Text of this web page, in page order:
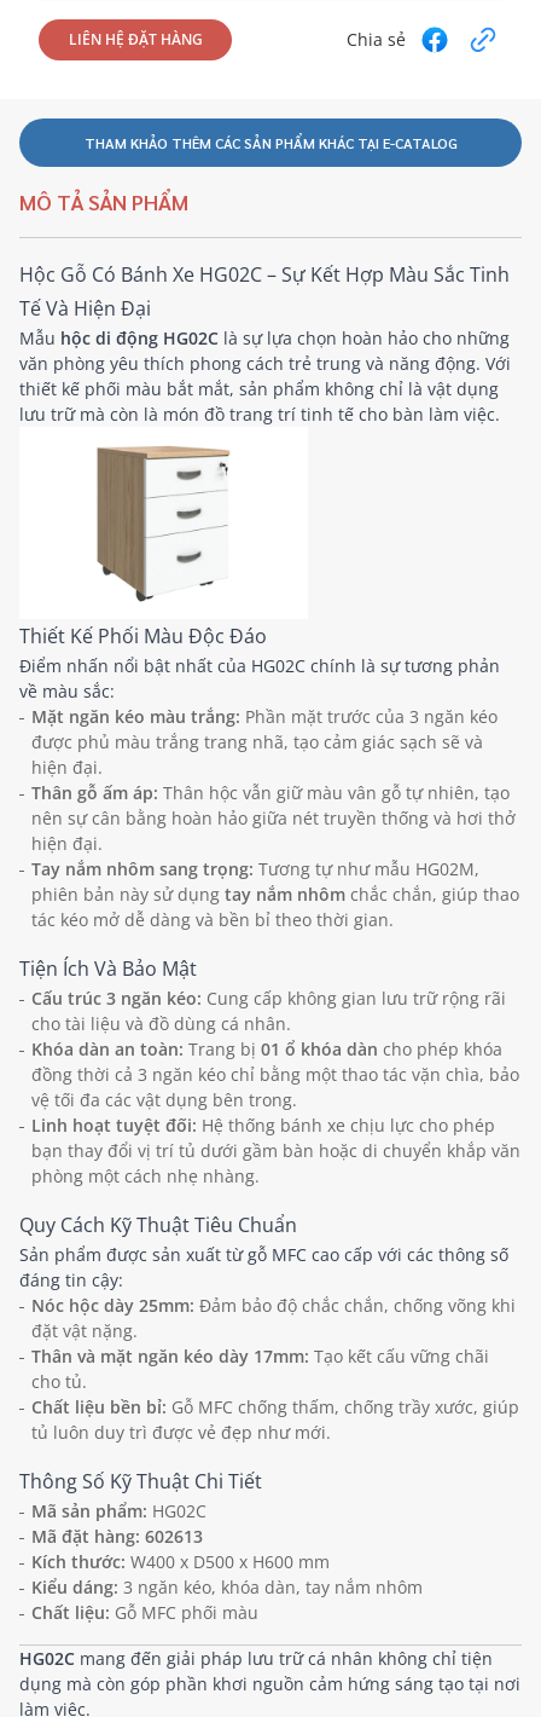
LIÊN HỆ ĐẶT HÀNG Chia sẻ
THAM KHẢO THÊM CÁC SẢN PHẨM KHÁC TẠI E-CATALOG
MÔ TẢ SẢN PHẨM
Hộc Gỗ Có Bánh Xe HG02C – Sự Kết Hợp Màu Sắc Tinh
Tế Và Hiện Đại
Mẫu hộc di động HG02C là sự lựa chọn hoàn hảo cho những
văn phòng yêu thích phong cách trẻ trung và năng động. Với
thiết kế phối màu bắt mắt, sản phẩm không chỉ là vật dụng
lưu trữ mà còn là món đồ trang trí tinh tế cho bàn làm việc.
Thiết Kế Phối Màu Độc Đáo
Điểm nhấn nổi bật nhất của HG02C chính là sự tương phản
về màu sắc:
Mặt ngăn kéo màu trắng: Phần mặt trước của 3 ngăn kéo
được phủ màu trắng trang nhã, tạo cảm giác sạch sẽ và
hiện đại.
Thân gỗ ấm áp: Thân hộc vẫn giữ màu vân gỗ tự nhiên, tạo
nên sự cân bằng hoàn hảo giữa nét truyền thống và hơi thở
hiện đại.
Tay nắm nhôm sang trọng: Tương tự như mẫu HG02M,
phiên bản này sử dụng tay nắm nhôm chắc chắn, giúp thao
tác kéo mở dễ dàng và bền bỉ theo thời gian.
Tiện Ích Và Bảo Mật
Cấu trúc 3 ngăn kéo: Cung cấp không gian lưu trữ rộng rãi
cho tài liệu và đồ dùng cá nhân.
Khóa dàn an toàn: Trang bị 01 ổ khóa dàn cho phép khóa
đồng thời cả 3 ngăn kéo chỉ bằng một thao tác vặn chìa, bảo
vệ tối đa các vật dụng bên trong.
Linh hoạt tuyệt đối: Hệ thống bánh xe chịu lực cho phép
bạn thay đổi vị trí tủ dưới gầm bàn hoặc di chuyển khắp văn
phòng một cách nhẹ nhàng.
Quy Cách Kỹ Thuật Tiêu Chuẩn
Sản phẩm được sản xuất từ gỗ MFC cao cấp với các thông số
đáng tin cậy:
Nóc hộc dày 25mm: Đảm bảo độ chắc chắn, chống võng khi
đặt vật nặng.
Thân và mặt ngăn kéo dày 17mm: Tạo kết cấu vững chãi
cho tủ.
Chất liệu bền bỉ: Gỗ MFC chống thấm, chống trầy xước, giúp
tủ luôn duy trì được vẻ đẹp như mới.
Thông Số Kỹ Thuật Chi Tiết
Mã sản phẩm: HG02C
Mã đặt hàng: 602613
Kích thước: W400 x D500 x H600 mm
Kiểu dáng: 3 ngăn kéo, khóa dàn, tay nắm nhôm
Chất liệu: Gỗ MFC phối màu
HG02C mang đến giải pháp lưu trữ cá nhân không chỉ tiện
dụng mà còn góp phần khơi nguồn cảm hứng sáng tạo tại nơi
làm việc.